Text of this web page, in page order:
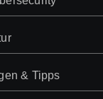
& Tipps